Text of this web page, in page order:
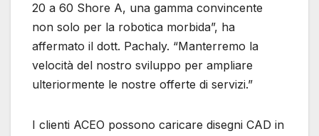
20 a 60 Shore A, una gamma convincente
non solo per la robotica morbida”, ha
affermato il dott. Pachaly. “Manterremo la
velocità del nostro sviluppo per ampliare
ulteriormente le nostre offerte di servizi.”
I clienti ACEO possono caricare disegni CAD in